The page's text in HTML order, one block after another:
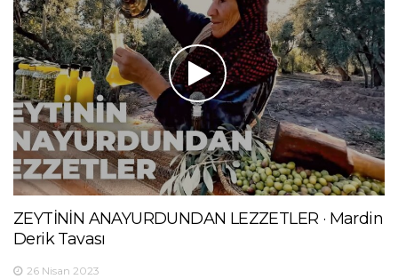
ZEYTİNİN ANAYURDUNDAN LEZZETLER · Mardin
Derik Tavası
26 Nisan 2023